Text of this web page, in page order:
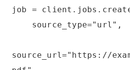
job =
source_type="url",
source_url="https://